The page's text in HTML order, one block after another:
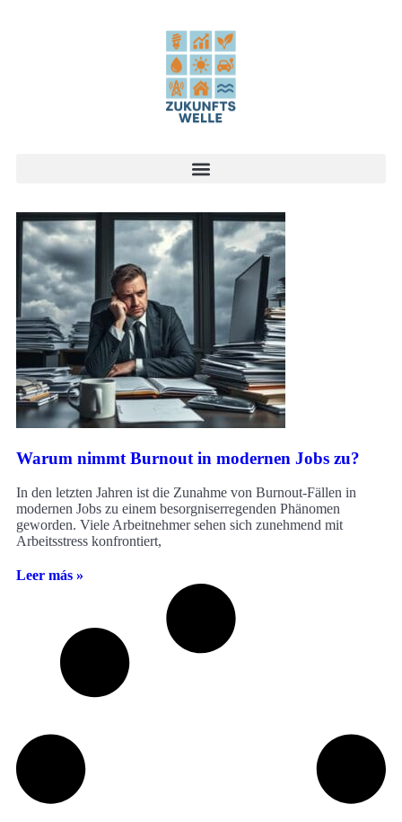
Warum nimmt Burnout in modernen Jobs zu?
In den letzten Jahren ist die Zunahme von Burnout-Fällen in
modernen Jobs zu einem besorgniserregenden Phänomen
geworden. Viele Arbeitnehmer sehen sich zunehmend mit
Arbeitsstress konfrontiert,
Leer más »